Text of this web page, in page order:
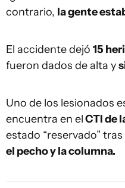
contrario, la gente
El accidente dejó 15
fueron dados de alta y
Uno de los lesionados
encuentra en elCTI de
estado “reservado”
el pecho y la columna.